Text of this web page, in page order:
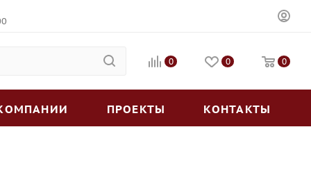
0 0 0
ПРОЕКТЫ КОНТАКТЫ